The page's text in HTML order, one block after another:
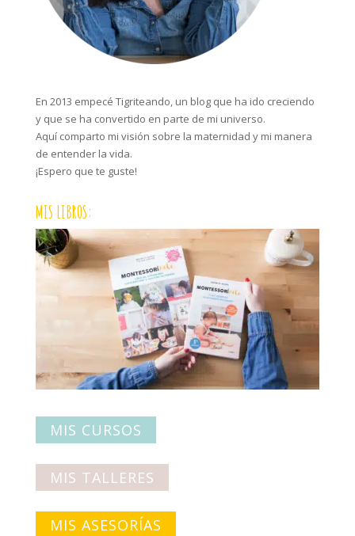
En 2013 empecé Tigriteando, un blog que ha ido creciendo
y que se ha convertido en parte de mi universo.
Aquí comparto mi visión sobre la maternidad y mi manera
de entender la vida.
¡Espero que te guste!
MIS LIBROS:
MIS CURSOS
MIS TALLERES
MIS ASESORÍAS